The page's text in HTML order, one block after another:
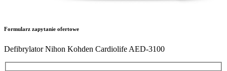
Formularz zapytanie ofertowe
Defibrylator Nihon Kohden Cardiolife AED-3100